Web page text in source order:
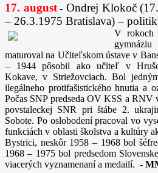
17. august- Ondrej Klokoč
– 26.3.1975 Bratislava) –
V rokoch
maturoval na Učiteľskom ústave v
– 1944 pôsobil ako učiteľ v
Kokave, v Striežovciach. Bol
ilegálneho protifašistického hnutia a
Počas SNP predseda OV KSS a RNV
povstaleckej SNR pri štábe 2.
Sobote. Po oslobodení pracoval vo
funkciách v oblasti školstva a kultúry
Bystrici, neskôr 1958 – 1968 bol
1968 – 1975 bol predsedom
viacerých vyznamenaní a medailí. -